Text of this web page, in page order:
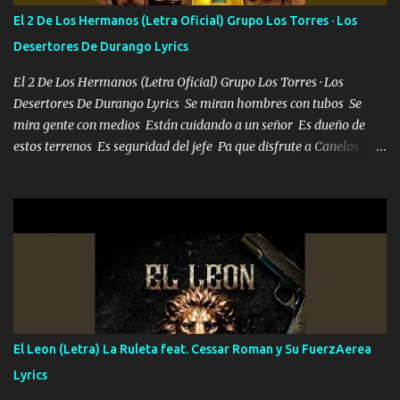
escribiendo y la otra me va a llamar Quiere que vaya a verla y que
la invite a cenar Otras más me están pidiendo que las saque a
bailar Pero es que tengo un par de conciertos más que llenar Se
mueven solo por el interés P...
El 2 De Los Hermanos (Letra Oficial) Grupo Los Torres · Los
Desertores De Durango Lyrics
El 2 De Los Hermanos (Letra Oficial) Grupo Los Torres · Los
Desertores De Durango Lyrics Se miran hombres con tubos Se
mira gente con medios Están cuidando a un señor Es dueño de
estos terrenos Es seguridad del jefe Pa que disfrute a Canelos Es
ni tampoco las mujeres porque es platica de grandes por eso hay
que estar alegres doy las instrucciones para atender los deberes
Música Si es que salta algún problema de confianza tengo gente
ahí está el Hombre Cuarenta y también Pariente 7 arreglan
cualquier problema no más es cuestión que ordené NOS HACE
FALTA UN HERMANO DE CLAVE ERA EL 24 SIEMPRE FUE UN
HOMBRE VALIENTE POR ALGO M'URIÓ PELEAND0 SIEMPRE
VIO POR LA FAMILIA PARA QUE SIGA EL LEGADO Es el DOS de
El Leon (Letra) La Ruleta feat. Cessar Roman y Su FuerzAerea
Lyrics